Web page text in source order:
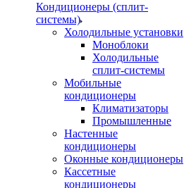
Кондиционеры (сплит-
системы)
Холодильные установки
Моноблоки
Холодильные
сплит-системы
Мобильные
кондиционеры
Климатизаторы
Промышленные
Настенные
кондиционеры
Оконные кондиционеры
Кассетные
кондиционеры